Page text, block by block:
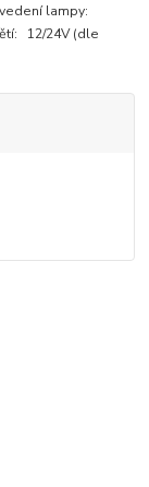
lampy:
12/24V (dle